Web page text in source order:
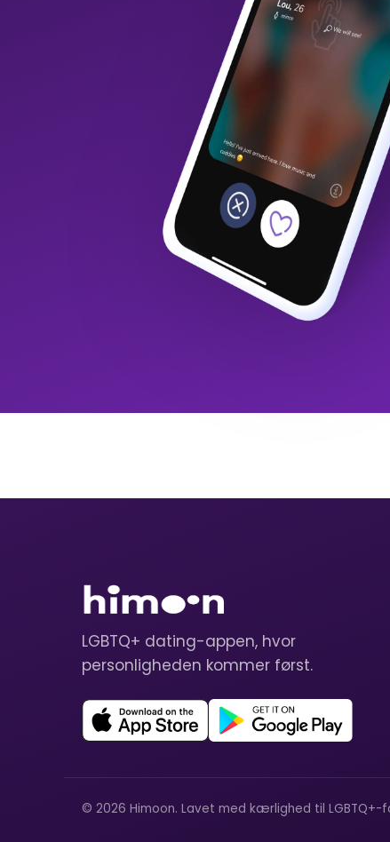
LGBTQ+ dating-appen, hvor
personligheden kommer først.
© 2026 Himoon. Lavet med kærlighed til